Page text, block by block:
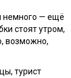
немного — ещё
стоят утром,
возможно,
турист